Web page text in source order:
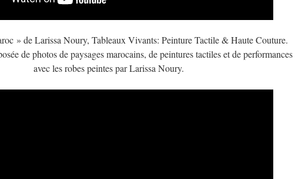
» de Larissa Noury, Tableaux Vivants: Peinture Tactile & Haute Couture.
de photos de paysages marocains, de peintures tactiles et de performances
avec les robes peintes par Larissa Noury.